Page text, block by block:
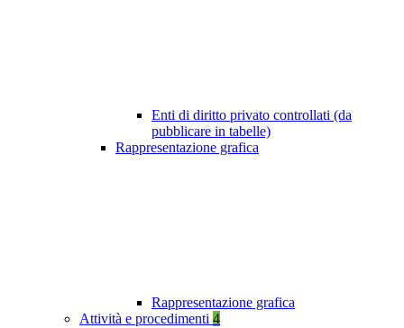
Enti di diritto privato controllati (da
pubblicare in tabelle)
Rappresentazione grafica
Rappresentazione grafica
Attività e procedimenti 4